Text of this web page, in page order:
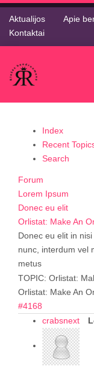
Aktualijos Apie
Kontaktai
Index
Recent
Search
Forum
Lorem Ipsum
Donec eu elit
Orlistat: Make An
Donec eu elit in
nunc, interdum vel
metus
TOPIC: Orlistat:
Orlistat: Make An
#4168
crabsnext